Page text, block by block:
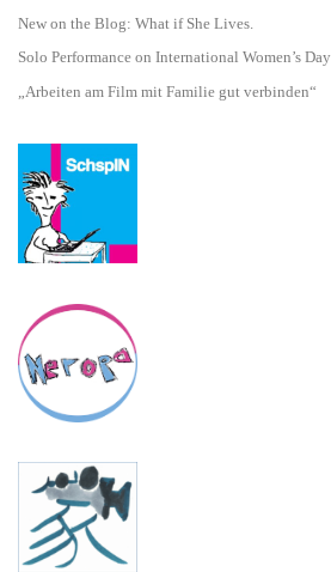
New on the Blog: What if She Lives.
Solo Performance on International Women’s Day
„Arbeiten am Film mit Familie gut verbinden“